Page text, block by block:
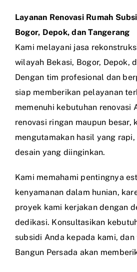
Layanan Renovasi Rumah
Bogor, Depok, dan Tangerang
Kami melayani jasa
wilayah Bekasi, Bogor, Depok,
Dengan tim profesional dan
siap memberikan pelayanan
memenuhi kebutuhan renovasi
renovasi ringan maupun besar,
mengutamakan hasil yang
desain yang diinginkan.
Kami memahami pentingnya
kenyamanan dalam hunian,
proyek kami kerjakan dengan
dedikasi. Konsultasikan
subsidi Anda kepada kami,
Bangun Persada akan